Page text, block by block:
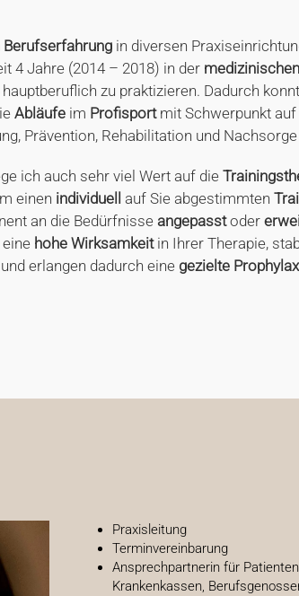
Berufserfahrung in diversen
4 Jahre (2014 – 2018) in der
hauptberuflich zu praktizieren. Dadurch
Abläufe im Profisportmit Schwerpunkt auf
Prävention, Rehabilitation und
ich auch sehr viel Wert auf die
einen individuell auf Sie abgestimmten
an die Bedürfnisse angepasstoder
hohe Wirksamkeitin Ihrer Therapie,
erlangen dadurch eine gezielte
Praxisleitung
Terminvereinbarung
Ansprechpartnerin für
Krankenkassen,